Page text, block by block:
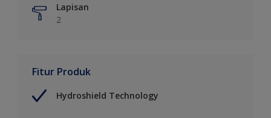
Lapisan
2
Fitur Produk
Hydroshield Technology